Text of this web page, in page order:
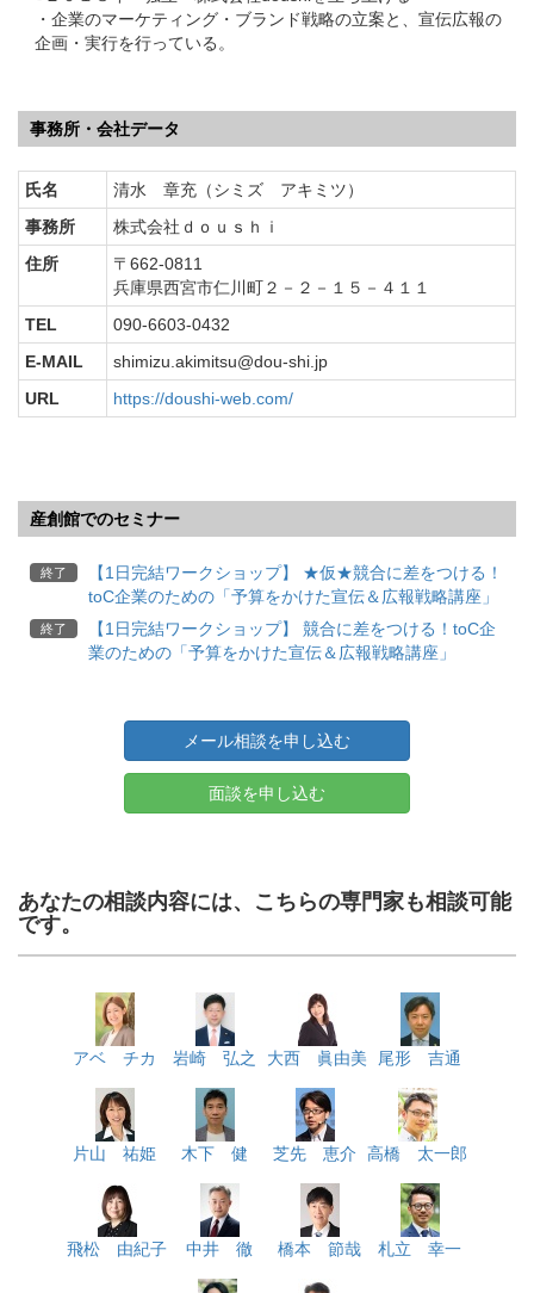
・企業のマーケティング・ブランド戦略の立案と、宣伝広報の
企画・実行を行っている。
事務所・会社データ
氏名
清水 章充（シミズ アキミツ）
事務所
株式会社ｄｏｕｓｈｉ
住所
〒662-0811
兵庫県西宮市仁川町２－２－１５－４１１
TEL
090-6603-0432
E-MAIL
shimizu.akimitsu@dou-shi.jp
URL
https://doushi-web.com/
産創館でのセミナー
終了
【1日完結ワークショップ】 ★仮★競合に差をつける！
toC企業のための「予算をかけた宣伝＆広報戦略講座」
終了
【1日完結ワークショップ】 競合に差をつける！toC企
業のための「予算をかけた宣伝＆広報戦略講座」
メール相談を申し込む
面談を申し込む
あなたの相談内容には、こちらの専門家も相談可能
です。
アベ チカ 岩崎 弘之 大西 眞由美 尾形 吉通
片山 祐姫 木下 健 芝先 恵介 高橋 太一郎
飛松 由紀子 中井 徹 橋本 節哉 札立 幸一